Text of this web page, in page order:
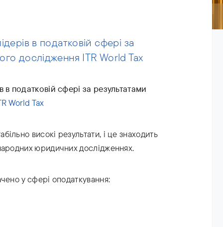
в податковій сфері за
дослідження ITR World Tax
в податковій сфері за результатами
World Tax
високі результати, і це знаходить
юридичних дослідженнях.
у сфері оподаткування: